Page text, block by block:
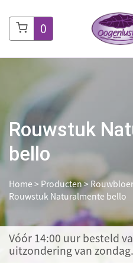
0
Rouwstuk
bello
Home> Producten>
Rouwstuk Naturalmente bello
Vóór 14:00 uur besteld
uitzondering van zondag.